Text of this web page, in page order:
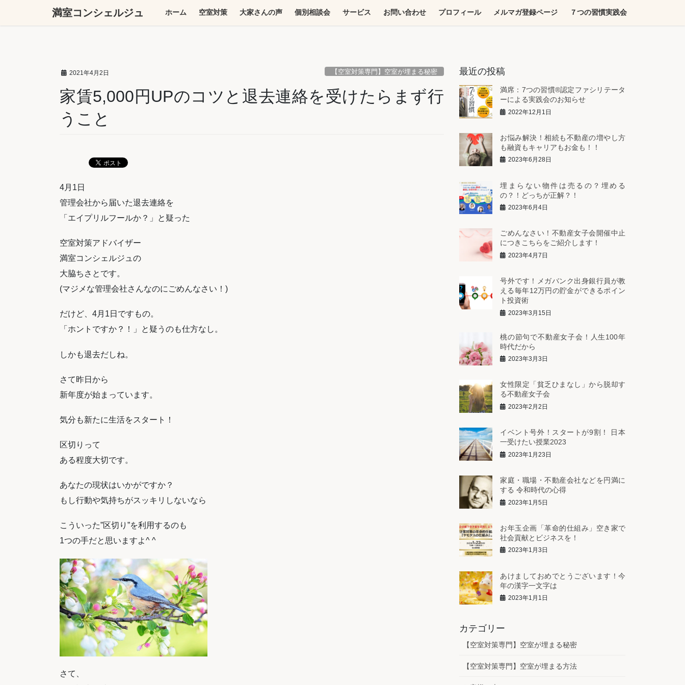
満室コンシェルジュ ホーム 空室対策 大家さんの声 個別相談会 サービス お問い合わせ プロフィール メルマガ登録ページ ７つの習慣実践会
2021年4月2日 【空室対策専門】空室が埋まる秘密
家賃5,000円UPのコツと退去連絡を受けたらまず行
うこと
4月 1 日
管理会社から届いた退去連絡を
「エイプリルフールか？」と疑った
空室対策アドバイザー
満室コンシェルジュの
大脇ちさとです。
(マジメな管理会社さんなのにごめんなさい！)
だけど、4月1日ですもの。
「ホントですか？！」と疑うのも仕方なし。
しかも退去だしね。
さて昨日から
新年度が始まっています。
気分も新たに生活をスタート！
区切りって
ある程度大切です。
あなたの現状はいかがですか？
もし行動や気持ちがスッキリしないなら
こういった”区切り”を利用するのも
1つの手だと思いますよ^ ^
さて、
最近の投稿
満席：7つの習慣®︎認定ファシリテータ
ーによる実践会のお知らせ
2022年12月1日
お悩み解決！相続も不動産の増やし方
も融資もキャリアもお金も！！
2023年6月28日
埋まらない物件は売るの？埋める
の？！どっちが正解？！
2023年6月4日
ごめんなさい！不動産女子会開催中止
につきこちらをご紹介します！
2023年4月7日
号外です！メガバンク出身銀行員が教
える毎年12万円の貯金ができるポイン
ト投資術
2023年3月15日
桃の節句で不動産女子会！人生100年
時代だから
2023年3月3日
女性限定「貧乏ひまなし」から脱却す
る不動産女子会
2023年2月2日
イベント号外！スタートが9割！ 日本
一受けたい授業2023
2023年1月23日
家庭・職場・不動産会社などを円満に
する 令和時代の心得
2023年1月5日
お年玉企画「革命的仕組み」空き家で
社会貢献とビジネスを！
2023年1月3日
あけましておめでとうございます！今
年の漢字一文字は
2023年1月1日
カテゴリー
【空室対策専門】空室が埋まる秘密
【空室対策専門】空室が埋まる方法